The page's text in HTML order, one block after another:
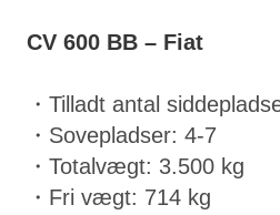
CV 600 BB – Fiat
・Tilladt antal
・Sovepladser: 4-7
・Totalvægt: 3.500 kg
・Fri vægt: 714 kg